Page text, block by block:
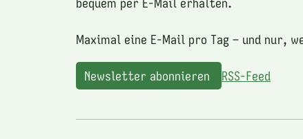
Maximal eine E-Mail pro Tag – und nur,
Newsletter abonnieren RSS-Feed